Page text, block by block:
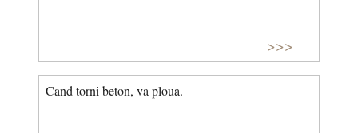
>>>
Cand torni beton, va ploua.